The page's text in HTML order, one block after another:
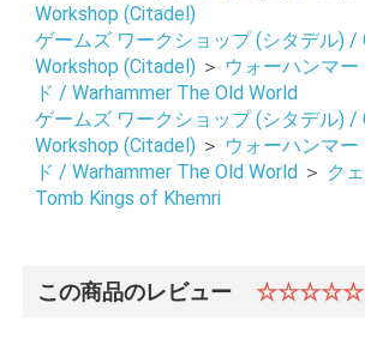
Workshop (Citadel)
ゲームズ ワークショップ (シタデル) /
Workshop (Citadel) ＞ ウォーハンマ
ド / Warhammer The Old World
ゲームズ ワークショップ (シタデル) /
Workshop (Citadel) ＞ ウォーハンマ
ド / Warhammer The Old World ＞ ク
Tomb Kings of Khemri
この商品のレビュー ☆☆☆☆☆